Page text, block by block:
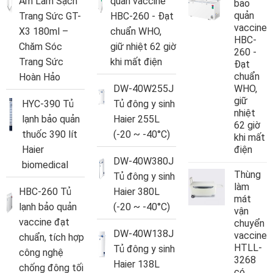
Trang Sức GT-
X3 180ml –
Chăm Sóc
Trang Sức
Hoàn Hảo
HYC-390 Tủ
lạnh bảo quản
thuốc 390 lít
Haier
biomedical
HBC-260 Tủ
lạnh bảo quản
vaccine đạt
chuẩn, tích hợp
công nghệ
chống đông tối
HBC-260 - Đạt
chuẩn WHO,
giữ nhiệt 62 giờ
khi mất điện
DW-40W255J
Tủ đông y sinh
Haier 255L
(-20 ~ -40°C)
DW-40W380J
Tủ đông y sinh
Haier 380L
(-20 ~ -40°C)
DW-40W138J
Tủ đông y sinh
Haier 138L
bảo
quản
vaccine
HBC-
260 -
Đạt
chuẩn
WHO,
giữ
nhiệt
62 giờ
khi mất
điện
Thùng
làm
mát
vận
chuyển
vaccine
HTLL-
3268